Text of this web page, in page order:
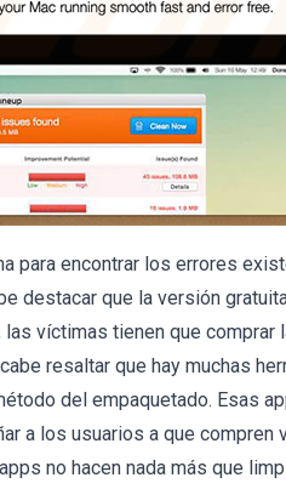
para encontrar los errores
destacar que la versión
víctimas tienen que
resaltar que hay muchas
del empaquetado. Esas
a los usuarios a que compren
no hacen nada más que